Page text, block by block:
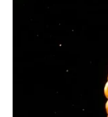
గూగుల్‌లో